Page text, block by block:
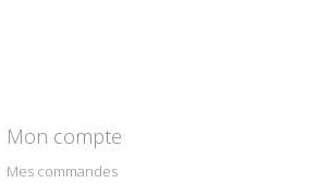
Mon compte
Mes commandes